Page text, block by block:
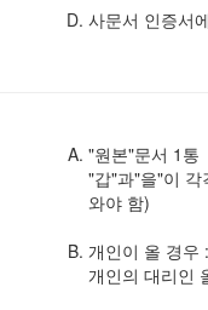
사문서 인증서
"원본"문서 1통
"갑"과"을"이
와야 함)
개인이 올 경우
개인의 대리인